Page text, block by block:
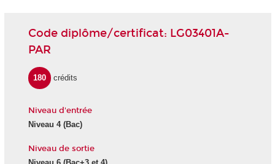
Code diplôme/certificat: LG03401A-
PAR
180 crédits
Niveau d'entrée
Niveau 4(Bac)
Niveau de sortie